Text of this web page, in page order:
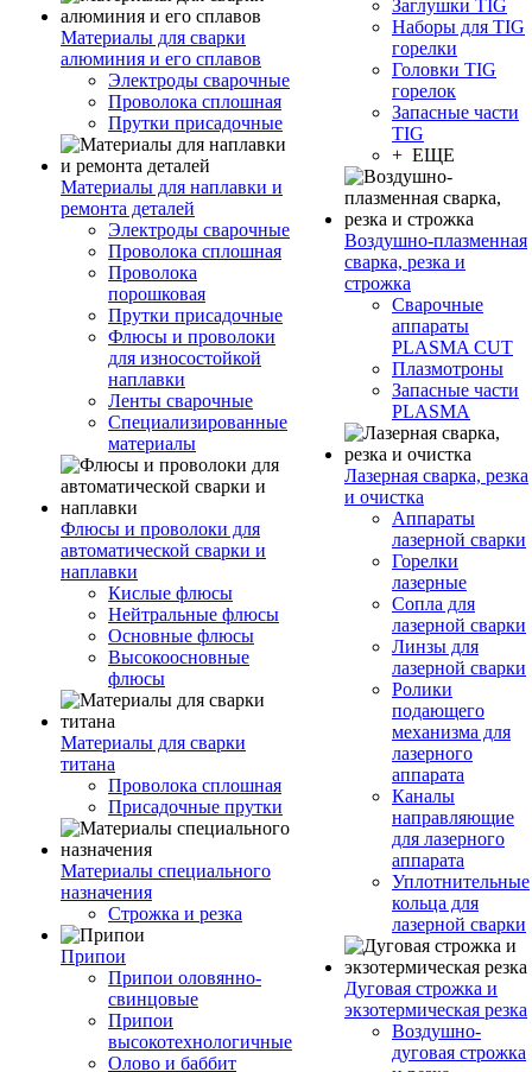
Материалы для сварки
алюминия и его сплавов
Электроды сварочные
Проволока сплошная
Прутки присадочные
Материалы для наплавки и
ремонта деталей
Электроды сварочные
Проволока сплошная
Проволока
порошковая
Прутки присадочные
Флюсы и проволоки
для износостойкой
наплавки
Ленты сварочные
Специализированные
материалы
Флюсы и проволоки для
автоматической сварки и
наплавки
Кислые флюсы
Нейтральные флюсы
Основные флюсы
Высокоосновные
флюсы
Материалы для сварки
титана
Проволока сплошная
Присадочные прутки
Материалы специального
назначения
Строжка и резка
Припои
Припои оловянно-
свинцовые
Припои
высокотехнологичные
Олово и баббит
Заглушки TIG
Наборы для TIG
горелки
Головки TIG
горелок
Запасные части
TIG
+ ЕЩЕ
Воздушно-плазменная
сварка, резка и
строжка
Сварочные
аппараты
PLASMA CUT
Плазмотроны
Запасные части
PLASMA
Лазерная сварка, резка
и очистка
Аппараты
лазерной сварки
Горелки
лазерные
Сопла для
лазерной сварки
Линзы для
лазерной сварки
Ролики
подающего
механизма для
лазерного
аппарата
Каналы
направляющие
для лазерного
аппарата
Уплотнительные
кольца для
лазерной сварки
Дуговая строжка и
экзотермическая резка
Воздушно-
дуговая строжка